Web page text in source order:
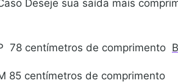
Deseje sua saída mais
78 centímetros de comprimento
85 centímetros de comprimento